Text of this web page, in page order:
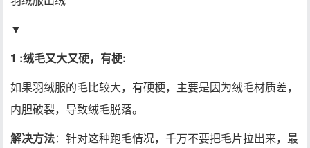
▼
1 :绒毛又大又硬，有梗:
如果羽绒服的毛比较大，有硬梗，主要是因为绒毛材质差，
内胆破裂，导致绒毛脱落。
解决方法：针对这种跑毛情况，千万不要把毛片拉出来，最